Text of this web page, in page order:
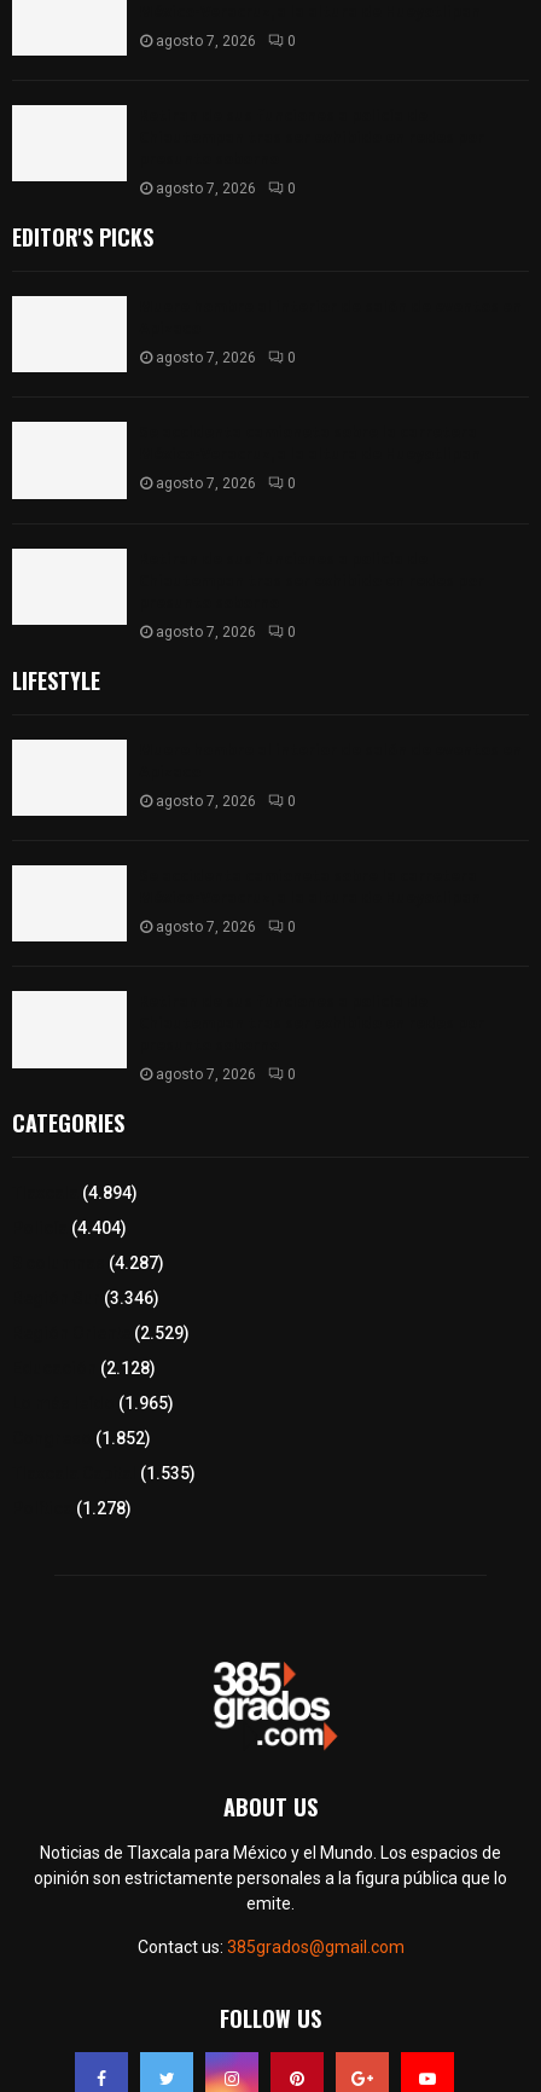
agosto 7, 2026 0
agosto 7, 2026 0
EDITOR'S PICKS
agosto 7, 2026 0
agosto 7, 2026 0
agosto 7, 2026 0
LIFESTYLE
agosto 7, 2026 0
agosto 7, 2026 0
agosto 7, 2026 0
CATEGORIES
(4.894)
(4.404)
(4.287)
(3.346)
(2.529)
(2.128)
(1.965)
(1.852)
(1.535)
(1.278)
ABOUT US
Noticias de Tlaxcala para México y el Mundo. Los espacios de
opinión son estrictamente personales a la figura pública que lo
emite.
Contact us: 385grados@gmail.com
FOLLOW US